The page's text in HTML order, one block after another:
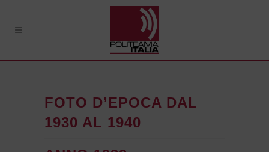
FOTO D’EPOCA DAL
1930 AL 1940